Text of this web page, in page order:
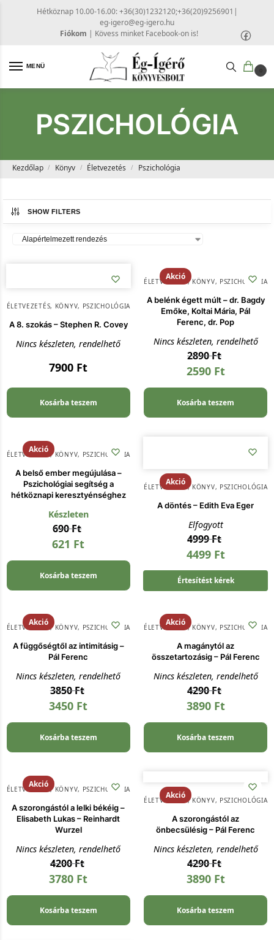
Hétköznap 10.00-16.00: +36(30)1232120;+36(20)9256901 |
eg-igero@eg-igero.hu
Fiókom | Kövess minket Facebook-on is!
MENÜ
0
PSZICHOLÓGIA
Kezdőlap / Könyv / Életvezetés / Pszichológia
SHOW FILTERS
ÉLETVEZETÉS, KÖNYV, PSZICHOLÓGIA
A 8. szokás – Stephen R. Covey
Nincs készleten, rendelhető
7900 Ft
Kosárba teszem
Akció
ÉLETVEZETÉS,KÖNYV, PSZICHOLÓGIA
A belénk égett múlt – dr. Bagdy
Emőke, Koltai Mária, Pál
Ferenc, dr. Pop
Nincs készleten, rendelhető
2890Ft
2590 Ft
Kosárba teszem
Akció
ÉLETVEZETÉS,KÖNYV, PSZICHOLÓGIA
A belső ember megújulása –
Pszichológiai segítség a
hétköznapi keresztyénséghez
Készleten
690Ft
621 Ft
Kosárba teszem
Akció
ÉLETVEZETÉS,KÖNYV, PSZICHOLÓGIA
A döntés – Edith Eva Eger
Elfogyott
4999Ft
4499 Ft
Értesítést kérek
Akció
ÉLETVEZETÉS,KÖNYV, PSZICHOLÓGIA
A függőségtől az intimitásig –
Pál Ferenc
Nincs készleten, rendelhető
3850Ft
3450 Ft
Kosárba teszem
Akció
ÉLETVEZETÉS,KÖNYV, PSZICHOLÓGIA
A magánytól az
összetartozásig – Pál Ferenc
Nincs készleten, rendelhető
4290Ft
3890 Ft
Kosárba teszem
Akció
ÉLETVEZETÉS,KÖNYV, PSZICHOLÓGIA
A szorongástól a lelki békéig –
Elisabeth Lukas – Reinhardt
Wurzel
Nincs készleten, rendelhető
4200Ft
3780 Ft
Kosárba teszem
Akció
ÉLETVEZETÉS,KÖNYV, PSZICHOLÓGIA
A szorongástól az
önbecsülésig – Pál Ferenc
Nincs készleten, rendelhető
4290Ft
3890 Ft
Kosárba teszem